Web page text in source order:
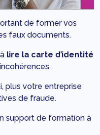
de former vos
faux documents.
lire la carte d’identité
plus votre entreprise
de fraude.
support de formation à